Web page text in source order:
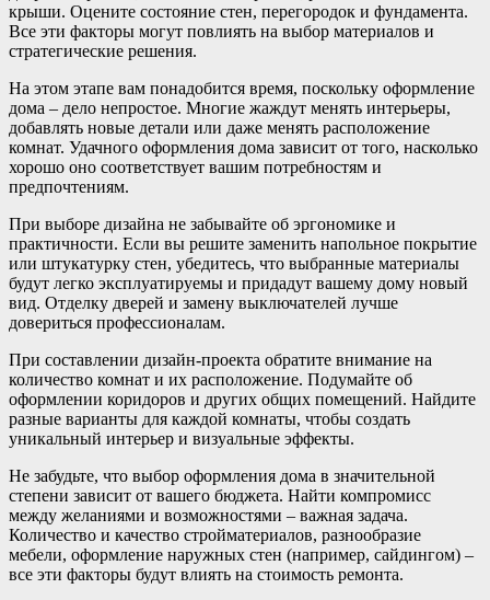
крыши. Оцените состояние стен, перегородок и фундамента.
Все эти факторы могут повлиять на выбор материалов и
стратегические решения.
На этом этапе вам понадобится время, поскольку оформление
дома – дело непростое. Многие жаждут менять интерьеры,
добавлять новые детали или даже менять расположение
комнат. Удачного оформления дома зависит от того, насколько
хорошо оно соответствует вашим потребностям и
предпочтениям.
При выборе дизайна не забывайте об эргономике и
практичности. Если вы решите заменить напольное покрытие
или штукатурку стен, убедитесь, что выбранные материалы
будут легко эксплуатируемы и придадут вашему дому новый
вид. Отделку дверей и замену выключателей лучше
довериться профессионалам.
При составлении дизайн-проекта обратите внимание на
количество комнат и их расположение. Подумайте об
оформлении коридоров и других общих помещений. Найдите
разные варианты для каждой комнаты, чтобы создать
уникальный интерьер и визуальные эффекты.
Не забудьте, что выбор оформления дома в значительной
степени зависит от вашего бюджета. Найти компромисс
между желаниями и возможностями – важная задача.
Количество и качество стройматериалов, разнообразие
мебели, оформление наружных стен (например, сайдингом) –
все эти факторы будут влиять на стоимость ремонта.